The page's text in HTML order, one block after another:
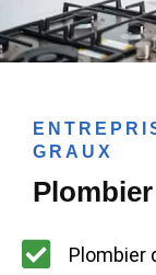
GRAUX
Plombier